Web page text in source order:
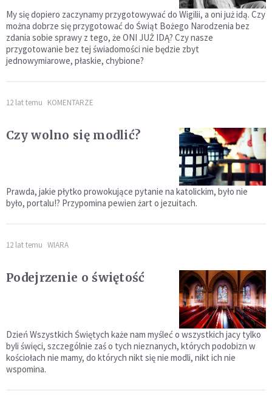
My się dopiero zaczynamy przygotowywać do Wigilii, a oni już idą. Czy
można dobrze się przygotować do Świąt Bożego Narodzenia bez
zdania sobie sprawy z tego, że ONI JUŻ IDĄ? Czy nasze
przygotowanie bez tej świadomości nie będzie zbyt
jednowymiarowe, płaskie, chybione?
12 lat temu KOMENTARZE
Czy wolno się modlić?
Prawda, jakie płytko prowokujące pytanie na katolickim, było nie
było, portalu!? Przypomina pewien żart o jezuitach.
12 lat temu WIARA
Podejrzenie o świętość
Dzień Wszystkich Świętych każe nam myśleć o wszystkich jacy tylko
byli święci, szczególnie zaś o tych nieznanych, których podobizn w
kościołach nie mamy, do których nikt się nie modli, nikt ich nie
wspomina.